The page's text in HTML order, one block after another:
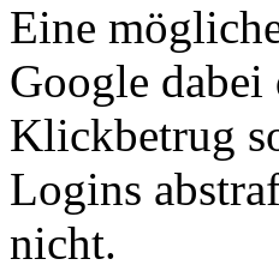
Eine
Google
Klickbetrug
Logins
nicht.